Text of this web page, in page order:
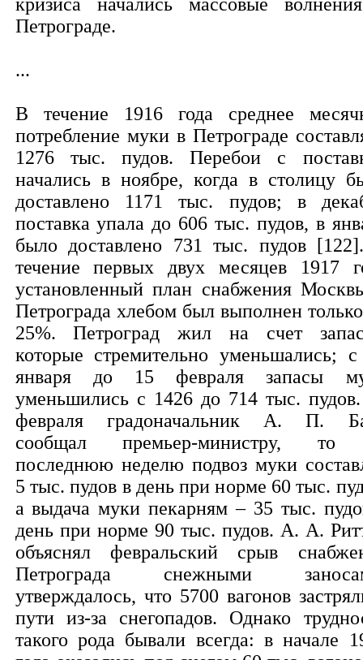
Петрограде.
...
В течение 1916 года среднее
потребление муки в Петрограде
1276 тыс. пудов. Перебои с
начались в ноябре, когда в столицу
доставлено 1171 тыс. пудов; в
поставка упала до 606 тыс. пудов, в
было доставлено 731 тыс. пудов
течение первых двух месяцев 1917
установленный план снабжения
Петрограда хлебом был выполнен
25%. Петроград жил на счет
которые стремительно уменьшались;
января до 15 февраля запасы
уменьшились с 1426 до 714 тыс.
февраля градоначальник А. П.
сообщал премьер-министру, то
последнюю неделю подвоз муки
5 тыс. пудов в день при норме 60 тыс.
а выдача муки пекарням – 35 тыс.
день при норме 90 тыс. пудов. А. А.
объяснял февральский срыв
Петрограда снежными
утверждалось, что 5700 вагонов
пути из-за снегопадов. Однако
такого рода бывали всегда: в начале